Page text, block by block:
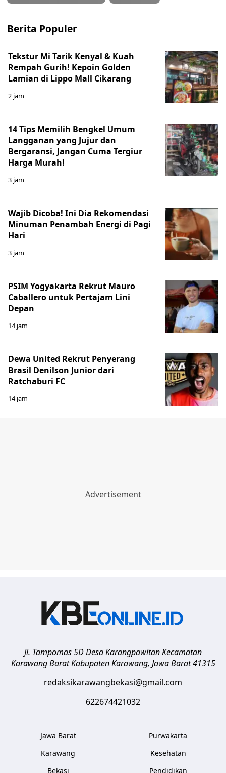
Berita Populer
Tekstur Mi Tarik Kenyal & Kuah
Rempah Gurih! Kepoin Golden
Lamian di Lippo Mall Cikarang
2 jam
14 Tips Memilih Bengkel Umum
Langganan yang Jujur dan
Bergaransi, Jangan Cuma Tergiur
Harga Murah!
3 jam
Wajib Dicoba! Ini Dia Rekomendasi
Minuman Penambah Energi di Pagi
Hari
3 jam
PSIM Yogyakarta Rekrut Mauro
Caballero untuk Pertajam Lini
Depan
14 jam
Dewa United Rekrut Penyerang
Brasil Denilson Junior dari
Ratchaburi FC
14 jam
Jl. Tampomas 5D Desa Karangpawitan Kecamatan
Karawang Barat Kabupaten Karawang, Jawa Barat 41315
redaksikarawangbekasi@gmail.com
622674421032
Jawa Barat
Karawang
Bekasi
Purwakarta
Kesehatan
Pendidikan